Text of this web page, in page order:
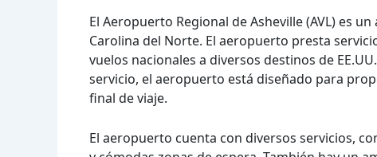
El Aeropuerto Regional de Asheville (AVL) es
Carolina del Norte. El aeropuerto presta
vuelos nacionales a diversos destinos de
servicio, el aeropuerto está diseñado para
final de viaje.
El aeropuerto cuenta con diversos servicios,